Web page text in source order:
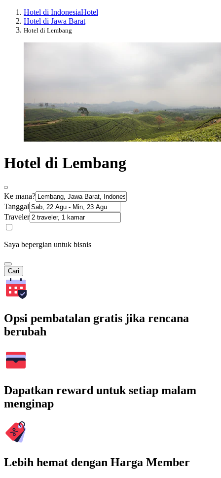
Hotel di IndonesiaHotel
Hotel di Jawa Barat
Hotel di Lembang
Hotel di Lembang
Ke mana?
Tanggal
Traveler
Saya bepergian untuk bisnis
Cari
Opsi pembatalan gratis jika rencana
berubah
Dapatkan reward untuk setiap malam
menginap
Lebih hemat dengan Harga Member